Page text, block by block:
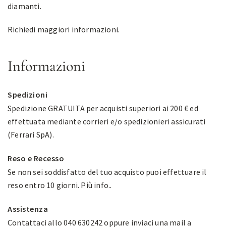
diamanti.
Richiedi maggiori informazioni.
Informazioni
Spedizioni
Spedizione GRATUITA per acquisti superiori ai 200 € ed
effettuata mediante corrieri e/o spedizionieri assicurati
(Ferrari SpA).
Reso e Recesso
Se non sei soddisfatto del tuo acquisto puoi effettuare il
reso entro 10 giorni. Più info..
Assistenza
Contattaci allo 040 630242 oppure inviaci una mail a